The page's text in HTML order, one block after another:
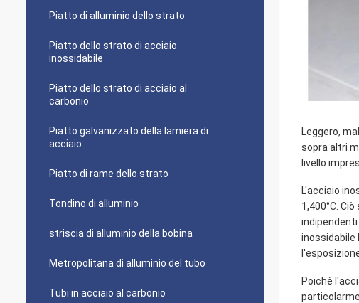
Piatto di alluminio dello strato
Piatto dello strato di acciaio
inossidabile
Piatto dello strato di acciaio al
carbonio
Piatto galvanizzato della lamiera di
acciaio
Piatto di rame dello strato
Tondino di alluminio
striscia di alluminio della bobina
Metropolitana di alluminio del tubo
Tubi in acciaio al carbonio
Leggero,
sopra altri
livello
L'acciaio
1,400°C.
inossidabile
Poichè